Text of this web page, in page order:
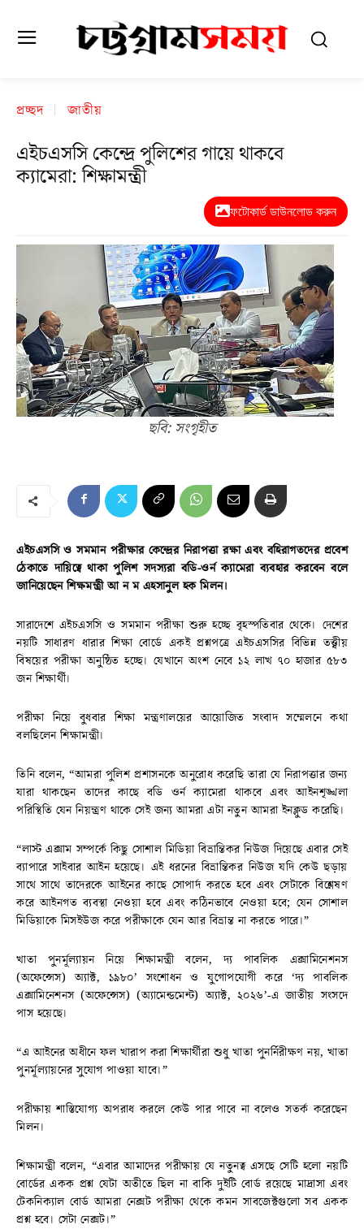
প্রচ্ছদ জাতীয়
এইচএসসি কেন্দ্রে পুলিশের গায়ে থাকবে
ক্যামেরা: শিক্ষামন্ত্রী
ফটোকার্ড ডাউনলোড করুন
ছবি: সংগৃহীত
এইচএসসি ও সমমান পরীক্ষার কেন্দ্রের নিরাপত্তা রক্ষা এবং বহিরাগতদের প্রবেশ
ঠেকাতে দায়িত্বে থাকা পুলিশ সদস্যরা বডি-ওর্ন ক্যামেরা ব্যবহার করবেন বলে
জানিয়েছেন শিক্ষমন্ত্রী আ ন ম এহসানুল হক মিলন।
সারাদেশে এইচএসসি ও সমমান পরীক্ষা শুরু হচ্ছে বৃহস্পতিবার থেকে। দেশের
নয়টি সাধারণ ধারার শিক্ষা বোর্ডে একই প্রশ্নপত্রে এইচএসসির বিভিন্ন তত্ত্বীয়
বিষয়ের পরীক্ষা অনুষ্ঠিত হচ্ছে। যেখানে অংশ নেবে ১২ লাখ ৭০ হাজার ৫৮৩
জন শিক্ষার্থী।
পরীক্ষা নিয়ে বুধবার শিক্ষা মন্ত্রণালয়ের আয়োজিত সংবাদ সম্মেলনে কথা
বলছিলেন শিক্ষামন্ত্রী।
তিনি বলেন, “আমরা পুলিশ প্রশাসনকে অনুরোধ করেছি তারা যে নিরাপত্তার জন্য
যারা থাকছেন তাদের কাছে বডি ওর্ন ক্যামেরা থাকবে এবং আইনশৃঙ্খলা
পরিস্থিতি যেন নিয়ন্ত্রণ থাকে সেই জন্য আমরা এটা নতুন আমরা ইনক্লুড করেছি।
“লাস্ট এক্সাম সম্পর্কে কিছু সোশাল মিডিয়া বিভ্রান্তিকর নিউজ দিয়েছে এবার সেই
ব্যাপারে সাইবার আইন হয়েছে। এই ধরনের বিভ্রান্তিকর নিউজ যদি কেউ ছড়ায়
সাথে সাথে তাদেরকে আইনের কাছে সোপার্দ করতে হবে এবং সেটাকে বিশ্লেষণ
করে আইনগত ব্যবস্থা নেওয়া হবে এবং কঠিনভাবে নেওয়া হবে; যেন সোশাল
মিডিয়াকে মিসইউজ করে পরীক্ষাকে যেন আর বিভ্রান্ত না করতে পারে।”
খাতা পুনর্মূল্যায়ন নিয়ে শিক্ষামন্ত্রী বলেন, দ্য পাবলিক এক্সামিনেশনস
(অফেন্সেস) অ্যাক্ট, ১৯৮০’ সংশোধন ও যুগোপযোগী করে ‘দ্য পাবলিক
এক্সামিনেশনস (অফেন্সেস) (অ্যামেন্ডমেন্ট) অ্যাক্ট, ২০২৬’-এ জাতীয় সংসদে
পাস হয়েছে।
“এ আইনের অধীনে ফল খারাপ করা শিক্ষার্থীরা শুধু খাতা পুনর্নিরীক্ষণ নয়, খাতা
পুনর্মূল্যায়নের সুযোগ পাওয়া যাবে।”
পরীক্ষায় শাস্তিযোগ্য অপরাধ করলে কেউ পার পাবে না বলেও সতর্ক করেছেন
মিলন।
শিক্ষামন্ত্রী বলেন, “এবার আমাদের পরীক্ষায় যে নতুনত্ব এসছে সেটি হলো নয়টি
বোর্ডের একক প্রশ্ন যেটা অতীতে ছিল না বাকি দুইটি বোর্ড রয়েছে মাদ্রাসা এবং
টেকনিক্যাল বোর্ড আমরা নেক্সট পরীক্ষা থেকে কমন সাবজেক্টগুলো সব একক
প্রশ্ন হবে। সেটা নেক্সট।”